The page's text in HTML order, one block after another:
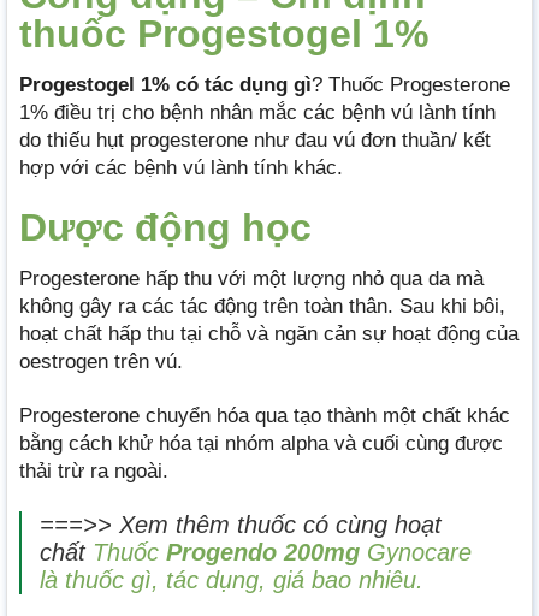
thuốc Progestogel 1%
Progestogel 1% có tác dụng gì? Thuốc Progesterone
1% điều trị cho bệnh nhân mắc các bệnh vú lành tính
do thiếu hụt progesterone như đau vú đơn thuần/ kết
hợp với các bệnh vú lành tính khác.
Dược động học
Progesterone hấp thu với một lượng nhỏ qua da mà
không gây ra các tác động trên toàn thân. Sau khi bôi,
hoạt chất hấp thu tại chỗ và ngăn cản sự hoạt động của
oestrogen trên vú.
Progesterone chuyển hóa qua tạo thành một chất khác
bằng cách khử hóa tại nhóm alpha và cuối cùng được
thải trừ ra ngoài.
===>> Xem thêm thuốc có cùng hoạt
chất Thuốc Progendo 200mg Gynocare
là thuốc gì, tác dụng, giá bao nhiêu.